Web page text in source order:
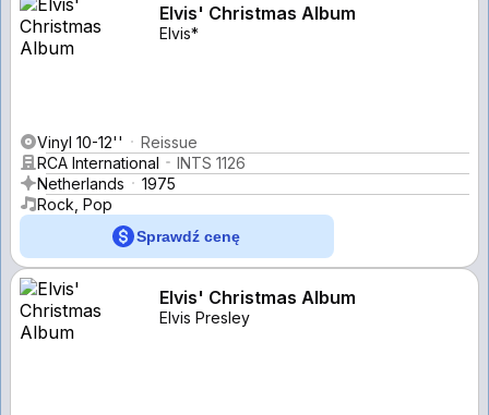
Elvis' Christmas Album
Elvis*
Vinyl 10-12''
Reissue
RCA International
INTS 1126
Netherlands
1975
Rock, Pop
Sprawdź cenę
Elvis' Christmas Album
Elvis Presley